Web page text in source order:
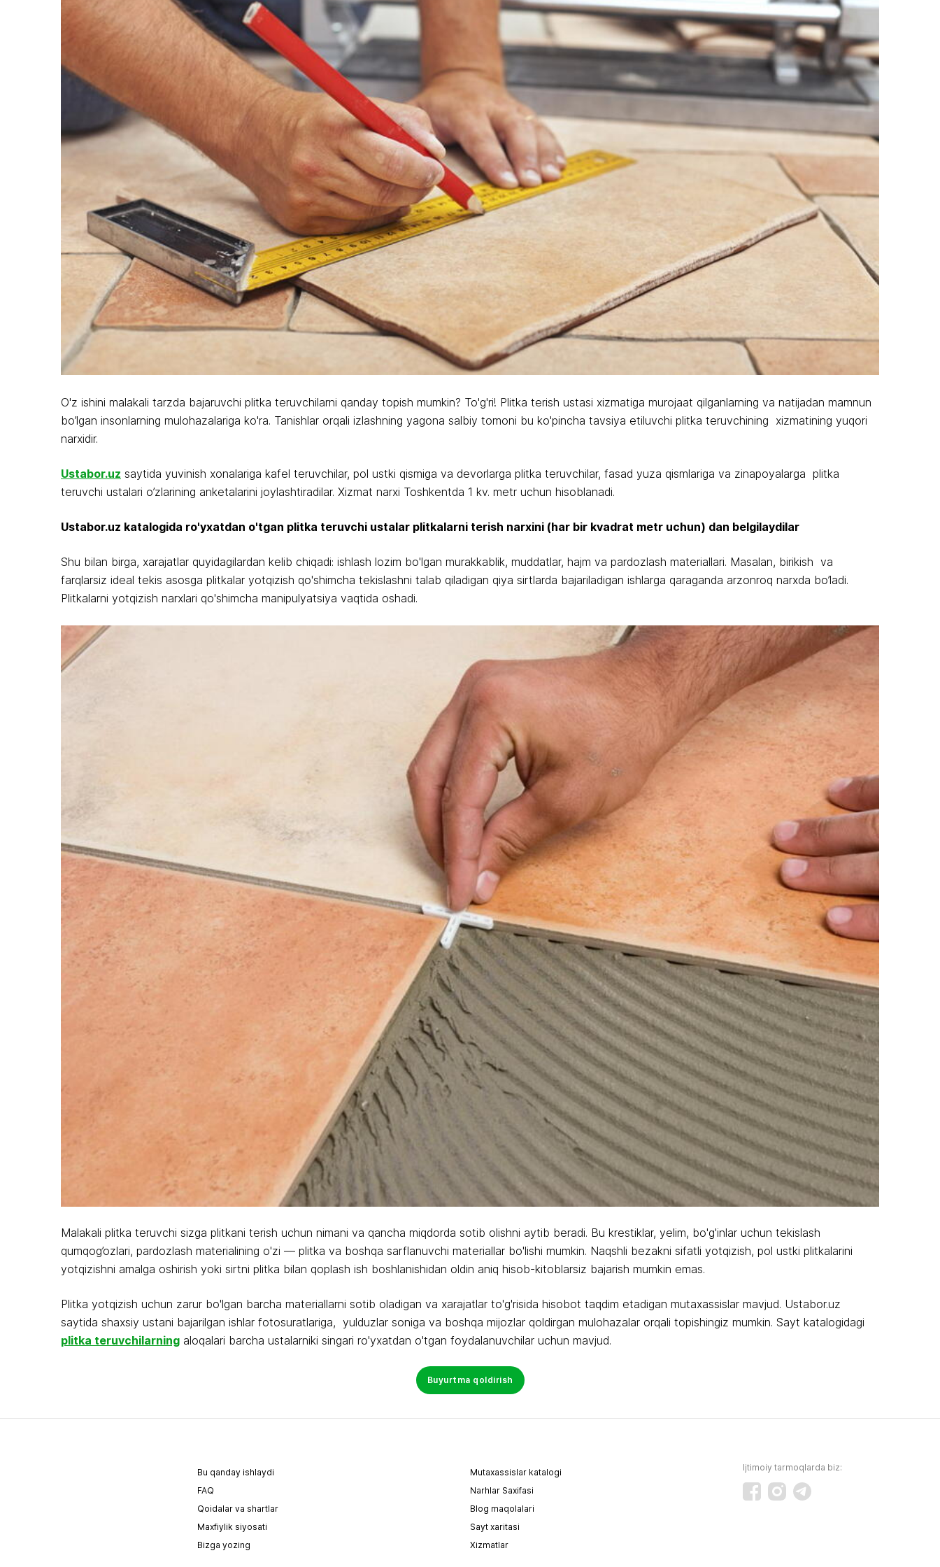
O'z ishini malakali tarzda bajaruvchi plitka teruvchilarni qanday topish mumkin? To'g'ri! Plitka terish ustasi xizmatiga murojaat qilganlarning va natijadan mamnun
bo’lgan insonlarning mulohazalariga ko'ra. Tanishlar orqali izlashning yagona salbiy tomoni bu ko'pincha tavsiya etiluvchi plitka teruvchining xizmatining yuqori
narxidir.
Ustabor.uz saytida yuvinish xonalariga kafel teruvchilar, pol ustki qismiga va devorlarga plitka teruvchilar, fasad yuza qismlariga va zinapoyalarga plitka
teruvchi ustalari o’zlarining anketalarini joylashtiradilar. Xizmat narxi Toshkentda 1 kv. metr uchun hisoblanadi.
Ustabor.uz katalogida ro'yxatdan o'tgan plitka teruvchi ustalar plitkalarni terish narxini (har bir kvadrat metr uchun) dan belgilaydilar
Shu bilan birga, xarajatlar quyidagilardan kelib chiqadi: ishlash lozim bo'lgan murakkablik, muddatlar, hajm va pardozlash materiallari. Masalan, birikish va
farqlarsiz ideal tekis asosga plitkalar yotqizish qo'shimcha tekislashni talab qiladigan qiya sirtlarda bajariladigan ishlarga qaraganda arzonroq narxda bo’ladi.
Plitkalarni yotqizish narxlari qo'shimcha manipulyatsiya vaqtida oshadi.
Malakali plitka teruvchi sizga plitkani terish uchun nimani va qancha miqdorda sotib olishni aytib beradi. Bu krestiklar, yelim, bo'g'inlar uchun tekislash
qumqog’ozlari, pardozlash materialining o'zi — plitka va boshqa sarflanuvchi materiallar bo'lishi mumkin. Naqshli bezakni sifatli yotqizish, pol ustki plitkalarini
yotqizishni amalga oshirish yoki sirtni plitka bilan qoplash ish boshlanishidan oldin aniq hisob-kitoblarsiz bajarish mumkin emas.
Plitka yotqizish uchun zarur bo'lgan barcha materiallarni sotib oladigan va xarajatlar to'g'risida hisobot taqdim etadigan mutaxassislar mavjud. Ustabor.uz
saytida shaxsiy ustani bajarilgan ishlar fotosuratlariga, yulduzlar soniga va boshqa mijozlar qoldirgan mulohazalar orqali topishingiz mumkin. Sayt katalogidagi
plitka teruvchilarning aloqalari barcha ustalarniki singari ro'yxatdan o'tgan foydalanuvchilar uchun mavjud.
Buyurtma qoldirish
Bu qanday ishlaydi
Mutaxassislar katalogi
FAQ
Narhlar Saxifasi
Qoidalar va shartlar
Blog maqolalari
Maxfiylik siyosati
Sayt xaritasi
Bizga yozing
Xizmatlar
Ijtimoiy tarmoqlarda biz: